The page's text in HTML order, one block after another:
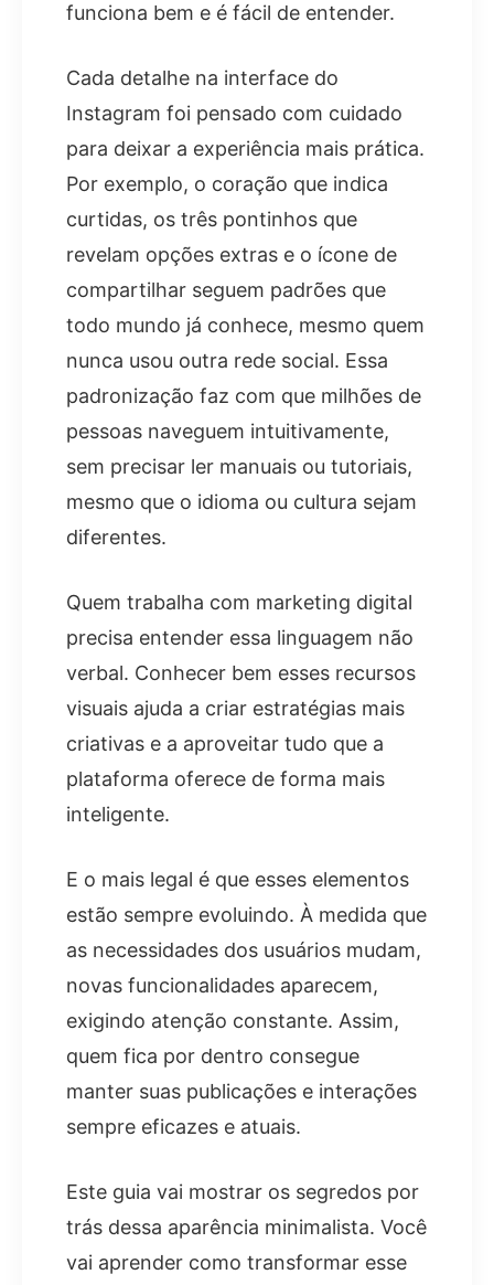
funciona bem e é fácil de entender.
Cada detalhe na interface do
Instagram foi pensado com cuidado
para deixar a experiência mais prática.
Por exemplo, o coração que indica
curtidas, os três pontinhos que
revelam opções extras e o ícone de
compartilhar seguem padrões que
todo mundo já conhece, mesmo quem
nunca usou outra rede social. Essa
padronização faz com que milhões de
pessoas naveguem intuitivamente,
sem precisar ler manuais ou tutoriais,
mesmo que o idioma ou cultura sejam
diferentes.
Quem trabalha com marketing digital
precisa entender essa linguagem não
verbal. Conhecer bem esses recursos
visuais ajuda a criar estratégias mais
criativas e a aproveitar tudo que a
plataforma oferece de forma mais
inteligente.
E o mais legal é que esses elementos
estão sempre evoluindo. À medida que
as necessidades dos usuários mudam,
novas funcionalidades aparecem,
exigindo atenção constante. Assim,
quem fica por dentro consegue
manter suas publicações e interações
sempre eficazes e atuais.
Este guia vai mostrar os segredos por
trás dessa aparência minimalista. Você
vai aprender como transformar esse